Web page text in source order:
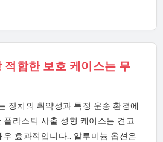
적합한 보호 케이스는 무
장치의 취약성과 특정 운송 환경에
플라스틱 사출 성형 케이스는 견고
효과적입니다.. 알루미늄 옵션은